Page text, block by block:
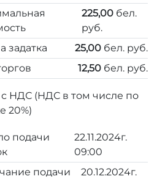
225,00бел.
руб.
задатка
25,00 бел. руб.
12,50 бел. руб.
НДС (НДС в том числе по
20%)
подачи
22.11.2024г.
09:00
подачи
20.12.2024г.